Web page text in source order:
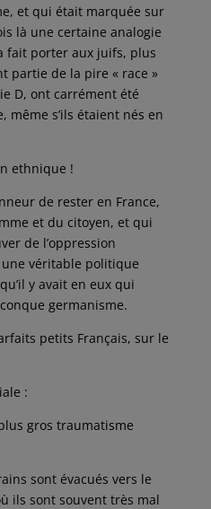
et qui était marquée sur
là une certaine analogie
fait porter aux juifs, plus
partie de la pire « race »
D, ont carrément été
même s’ils étaient nés en
ethnique !
de rester en France,
et du citoyen, et qui
de l’oppression
véritable politique
y avait en eux qui
germanisme.
petits Français, sur le
:
gros traumatisme
sont évacués vers le
ils sont souvent très mal